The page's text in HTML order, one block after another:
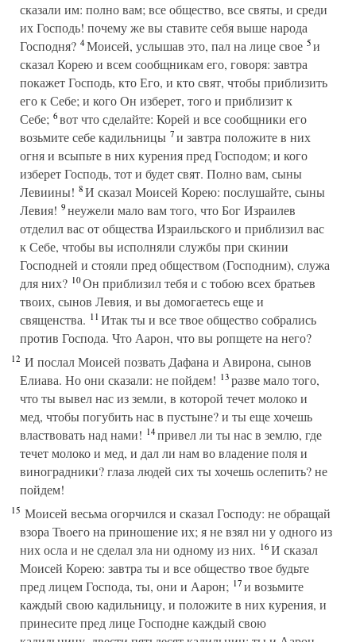
сказали им: полно вам; все общество, все святы, и среди
их Господь! почему же вы ставите себя выше народа
Господня? 4Моисей, услышав это, пал на лице свое 5и
сказал Корею и всем сообщникам его, говоря: завтра
покажет Господь, кто Его, и кто свят, чтобы приблизить
его к Себе; и кого Он изберет, того и приблизит к
Себе; 6вот что сделайте: Корей и все сообщники его
возьмите себе кадильницы 7и завтра положите в них
огня и всыпьте в них курения пред Господом; и кого
изберет Господь, тот и будет свят. Полно вам, сыны
Левиины! 8И сказал Моисей Корею: послушайте, сыны
Левия! 9неужели мало вам того, что Бог Израилев
отделил вас от общества Израильского и приблизил вас
к Себе, чтобы вы исполняли службы при скинии
Господней и стояли пред обществом (Господним), служа
для них? 10Он приблизил тебя и с тобою всех братьев
твоих, сынов Левия, и вы домогаетесь еще и
священства. 11Итак ты и все твое общество собрались
против Господа. Что Аарон, что вы ропщете на него?
12 И послал Моисей позвать Дафана и Авирона, сынов
Елиава. Но они сказали: не пойдем! 13разве мало того,
что ты вывел нас из земли, в которой течет молоко и
мед, чтобы погубить нас в пустыне? и ты еще хочешь
властвовать над нами! 14привел ли ты нас в землю, где
течет молоко и мед, и дал ли нам во владение поля и
виноградники? глаза людей сих ты хочешь ослепить? не
пойдем!
15 Моисей весьма огорчился и сказал Господу: не обращай
взора Твоего на приношение их; я не взял ни у одного из
них осла и не сделал зла ни одному из них. 16И сказал
Моисей Корею: завтра ты и все общество твое будьте
пред лицем Господа, ты, они и Аарон; 17и возьмите
каждый свою кадильницу, и положите в них курения, и
принесите пред лице Господне каждый свою